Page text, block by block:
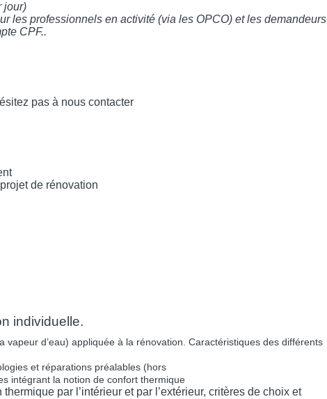
jour)
les professionnels en activité (via les OPCO) et les demandeurs
CPF..
pas à nous contacter
de rénovation
individuelle.
d’eau) appliquée à la rénovation. Caractéristiques des différents
et réparations préalables (hors
intégrant la notion de confort thermique
par l’intérieur et par l’extérieur, critères de choix et